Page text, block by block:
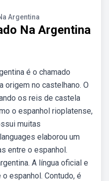
Argentina
Na Argentina
é o chamado
origem no castelhano. O
os reis de castela
o espanhol rioplatense,
muitas
elaborou um
entre o espanhol.
A língua oficial e
espanhol. Contudo, é